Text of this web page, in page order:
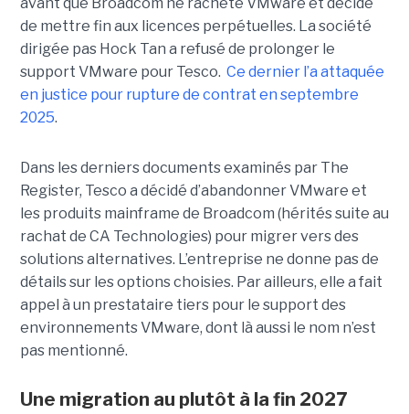
de mettre fin aux licences perpétuelles. La société
dirigée pas Hock Tan a refusé de prolonger le
support VMware pour Tesco. Ce dernier l’a attaquée
en justice pour rupture de contrat en septembre
2025.
Dans les derniers documents examinés par The
Register, Tesco a décidé d’abandonner VMware et
les produits mainframe de Broadcom (hérités suite au
rachat de CA Technologies) pour migrer vers des
solutions alternatives. L’entreprise ne donne pas de
détails sur les options choisies. Par ailleurs, elle a fait
appel à un prestataire tiers pour le support des
environnements VMware, dont là aussi le nom n’est
pas mentionné.
Une migration au plutôt à la fin 2027